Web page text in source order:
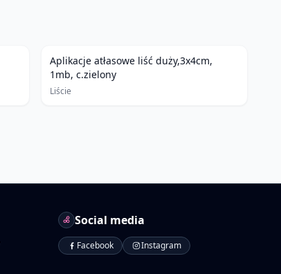
Aplikacje atłasowe liść duży,3x4cm,
1mb, c.zielony
Liście
Social media
Facebook Instagram